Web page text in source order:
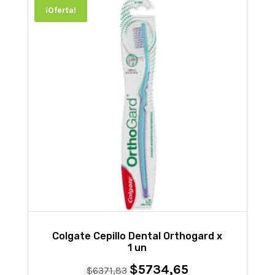
¡Oferta!
Colgate Cepillo Dental Orthogard x
1 un
$6371,83 El
$5734,65El